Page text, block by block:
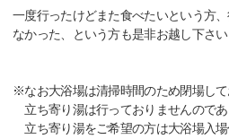
一度行ったけどまた食べたいという方
なかった、という方も是非お越し下さい
※なお大浴場は清掃時間のため閉場して
立ち寄り湯は行っておりませんのであ
立ち寄り湯をご希望の方は大浴場入